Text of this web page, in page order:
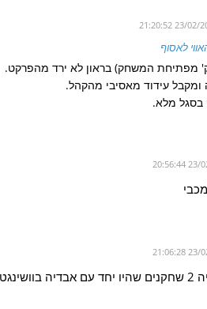
לאסוף
ומקבל עידוד מאסיבי מהקהל.
בסגל מלא.